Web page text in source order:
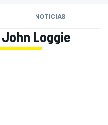
NOTICIAS
Loggie